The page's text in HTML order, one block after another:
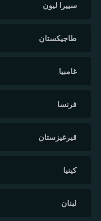
سييرا ليون
طاجيكستان
غامبيا
فرنسا
قيرغيزستان
كينيا
لبنان